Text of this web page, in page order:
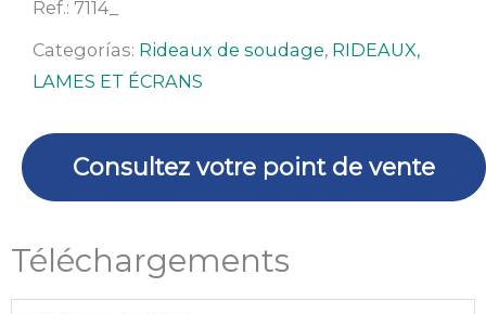
0,4
mm.
Ref.: 7114_
Categorías: Rideaux de soudage, RIDEAUX,
LAMES ET ÉCRANS
Consultez votre point de vente
Téléchargements